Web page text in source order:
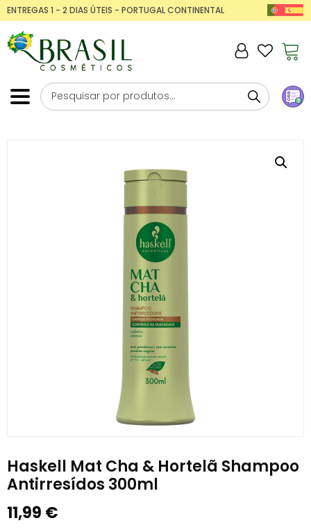
ENTREGAS 1 - 2 DIAS ÚTEIS - PORTUGAL CONTINENTAL
Haskell Mat Cha & Hortelã Shampoo
Antirresídos 300ml
11,99 €